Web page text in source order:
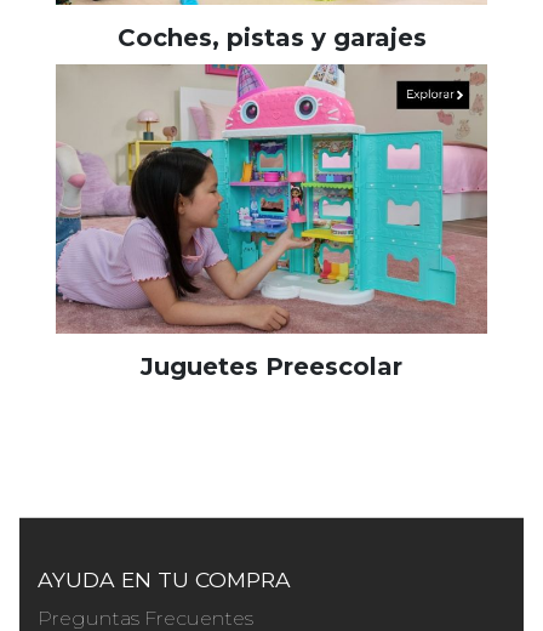
Coches, pistas y garajes
Juguetes Preescolar
AYUDA EN TU COMPRA
Preguntas Frecuentes